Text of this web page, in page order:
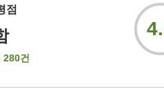
점
280건